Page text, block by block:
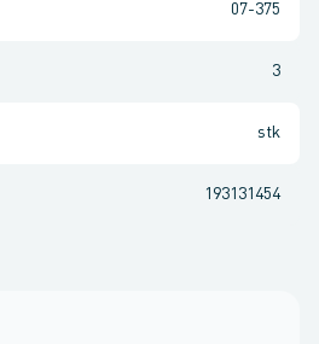
07-375
3
stk
193131454